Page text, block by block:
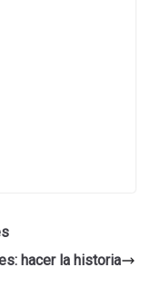
hacer la historia